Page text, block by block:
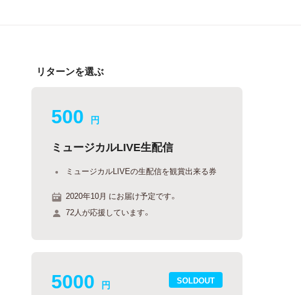
リターンを選ぶ
500 円
ミュージカルLIVE生配信
ミュージカルLIVEの生配信を観賞出来る券
2020年10月 にお届け予定です。
72人が応援しています。
SOLDOUT
5000 円